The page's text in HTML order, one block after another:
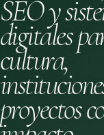
SEO y
digitales
cultura,
proyectos